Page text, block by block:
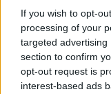
If you wish to opt-
processing of your
targeted
section to confirm
opt-out request is
interest-based ads